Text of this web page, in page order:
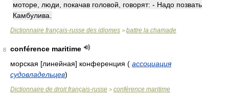
моторе, люди, покачав головой, говорят: - Надо позвать
Камбулива.
Dictionnaire français-russe des idiomes > battre la chamade
8
conférence maritime
морская [линейная] конференция ( ассоциация
судовладельцев)
Dictionnaire de droit français-russe > conférence maritime